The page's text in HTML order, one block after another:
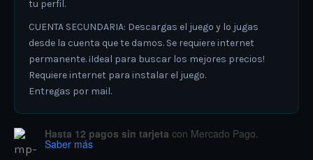
tu perfil.
CUENTA SECUNDARIA: Descargas el juego y lo jugas
desde la cuenta que te damos. Se requiere internet
permanente. ¡Ideal para buscar los mejores precios!
Requiere internet para instalar el juego.
Entregas por mail.
Hasta 12 pagos sin tarjeta con Mercado Pago.
Saber más